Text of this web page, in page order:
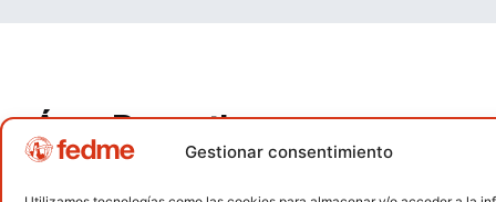
Gestionar consentimiento
Área Deportiva